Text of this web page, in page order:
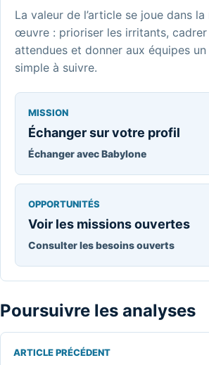
La valeur de l’article se joue dans la
œuvre : prioriser les irritants, cadrer
attendues et donner aux équipes
simple à suivre.
MISSION
Échanger sur votre profil
Échanger avec Babylone
OPPORTUNITÉS
Voir les missions ouvertes
Consulter les besoins ouverts
Poursuivre les analyses
ARTICLE PRÉCÉDENT